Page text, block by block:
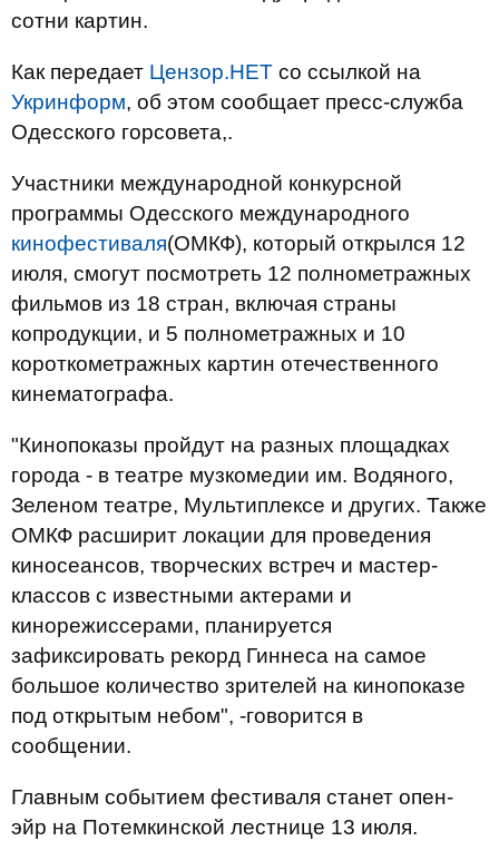
сотни картин.
Как передает Цензор.НЕТ со ссылкой на
Укринформ, об этом сообщает пресс-служба
Одесского горсовета,.
Участники международной конкурсной
программы Одесского международного
кинофестиваля(ОМКФ), который открылся 12
июля, смогут посмотреть 12 полнометражных
фильмов из 18 стран, включая страны
копродукции, и 5 полнометражных и 10
короткометражных картин отечественного
кинематографа.
"Кинопоказы пройдут на разных площадках
города - в театре музкомедии им. Водяного,
Зеленом театре, Мультиплексе и других. Также
ОМКФ расширит локации для проведения
киносеансов, творческих встреч и мастер-
классов с известными актерами и
кинорежиссерами, планируется
зафиксировать рекорд Гиннеса на самое
большое количество зрителей на кинопоказе
под открытым небом", -говорится в
сообщении.
Главным событием фестиваля станет опен-
эйр на Потемкинской лестнице 13 июля.